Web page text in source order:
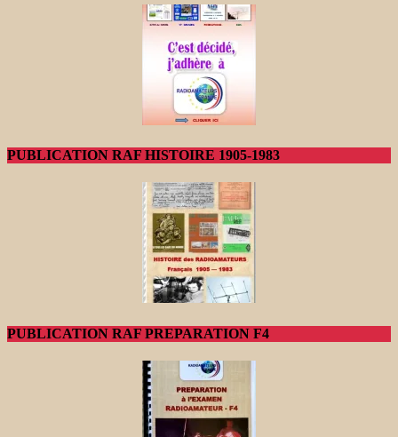
PUBLICATION RAF HISTOIRE 1905-1983
PUBLICATION RAF PREPARATION F4